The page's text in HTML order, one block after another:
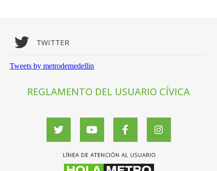
TWITTER
Tweets by metrodemedellin
REGLAMENTO DEL USUARIO CÍVICA